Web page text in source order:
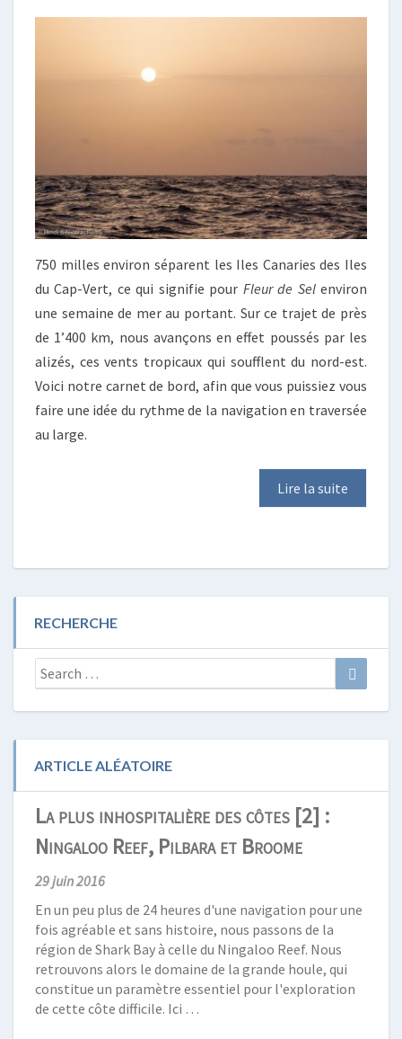
750 milles environ séparent les Iles Canaries des Iles
du Cap-Vert, ce qui signifie pour Fleur de Selenviron
une semaine de mer au portant. Sur ce trajet de près
de 1’400 km, nous avançons en effet poussés par les
alizés, ces vents tropicaux qui soufflent du nord-est.
Voici notre carnet de bord, afin que vous puissiez vous
faire une idée du rythme de la navigation en traversée
au large.
Lire la suite
RECHERCHE
Search
for:
Search
ARTICLE ALÉATOIRE
La plus inhospitalière des côtes [2] :
Ningaloo Reef, Pilbara et Broome
29 juin 2016
En un peu plus de 24 heures d'une navigation pour une
fois agréable et sans histoire, nous passons de la
région de Shark Bay à celle du Ningaloo Reef. Nous
retrouvons alors le domaine de la grande houle, qui
constitue un paramètre essentiel pour l'exploration
de cette côte difficile. Ici …